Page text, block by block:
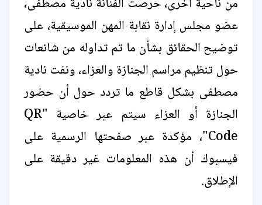
عضو مجلس إدارة نقابة المهن الموسيقية، على
توضيح الحقائق بشأن ما تم تداوله من شائعات
حول تنظيم مراسم الجنازة والعزاء، ونفت نادية
مصطفى بشكل قاطع ما تردد حول أن حضور
الجنازة أو العزاء سيتم عبر خاصية "QR
Code"، مؤكدة عبر صفحتها الرسمية على
فيسبوك أن هذه المعلومات غير دقيقة على
الإطلاق.